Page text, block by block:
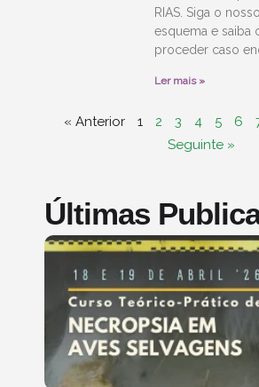
RIAS. Siga o
esquema e saiba
proceder caso
Ler mais »
« Anterior 1 2 3 4 5 6
Seguinte »
Últimas